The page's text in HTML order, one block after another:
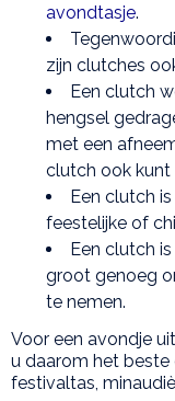
avondtasje.
zijn clutches
Een clutch
hengsel
met een
clutch ook kunt
Een clutch
feestelijke of
Een clutch
groot genoeg
te nemen.
Voor een avondje
u daarom het beste
festivaltas,